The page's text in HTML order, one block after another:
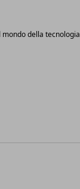
della tecnologia